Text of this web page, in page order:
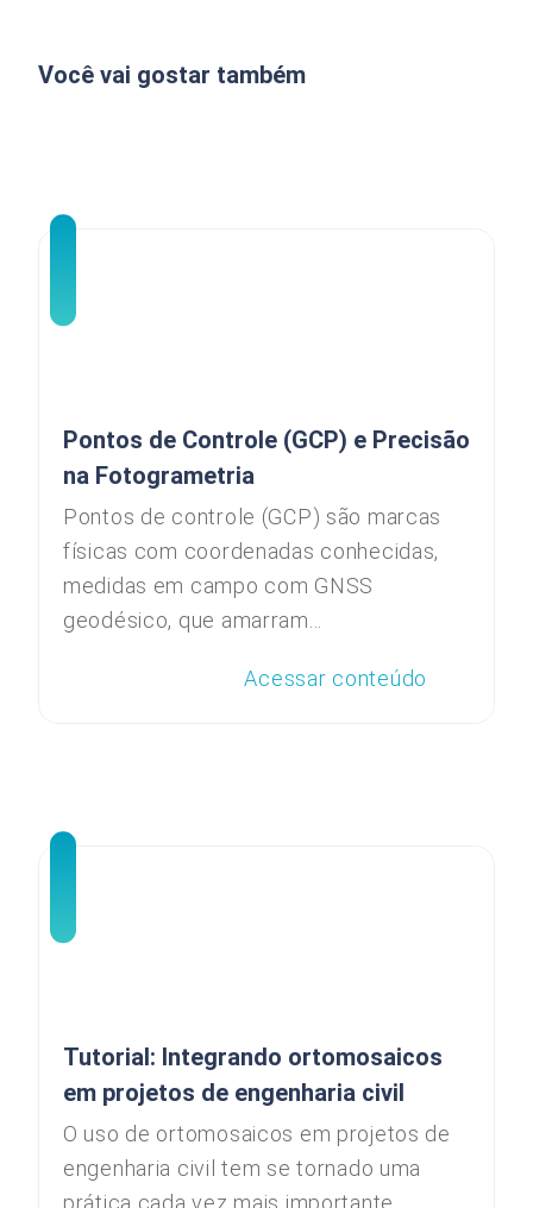
Você vai gostar também
Pontos de Controle (GCP) e Precisão
na Fotogrametria
Pontos de controle (GCP) são marcas
físicas com coordenadas conhecidas,
medidas em campo com GNSS
geodésico, que amarram...
Acessar conteúdo
Tutorial: Integrando ortomosaicos
em projetos de engenharia civil
O uso de ortomosaicos em projetos de
engenharia civil tem se tornado uma
prática cada vez mais importante,...